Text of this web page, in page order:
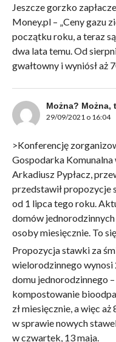
Jeszcze gorzko
Money.pl – „Ceny gazu
początku roku, a teraz
dwa lata temu. Od
gwałtowny i wyniósł aż
Można? Można,
29/09/2021 o 16:04
>Konferencję
Gospodarka
Arkadiusz Pypłacz,
przedstawił propozycje
od 1 lipca tego roku.
domów jednorodzinnych
osoby miesięcznie. To
Propozycja stawki za
wielorodzinnego wynosi
domu jednorodzinnego –
kompostowanie
zł miesięcznie, a więc
w sprawie nowych
w czwartek, 13 maja.